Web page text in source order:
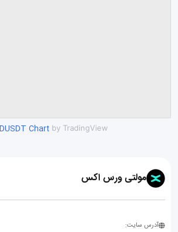
Chartby TradingView
مولتی ورس اکس
آدرس سایت: